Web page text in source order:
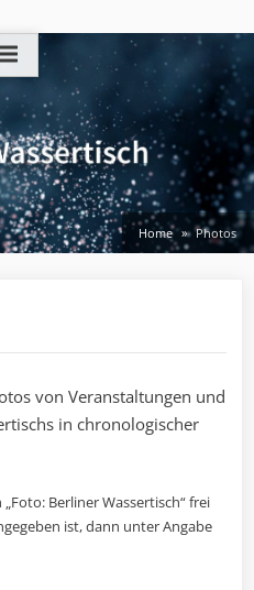
Home Photos
von Veranstaltungen und
in chronologischer
Berliner Wassertisch“ frei
ist, dann unter Angabe